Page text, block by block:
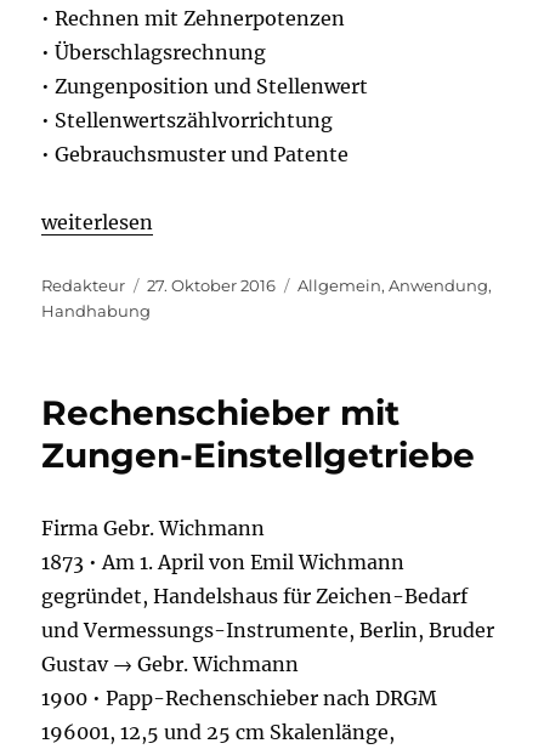
• Rechnen mit Zehnerpotenzen
• Überschlagsrechnung
• Zungenposition und Stellenwert
• Stellenwertszählvorrichtung
• Gebrauchsmuster und Patente
weiterlesen
Autor
Redakteur
Veröffentlicht
am
27. Oktober 2016 Kategorien
Allgemein,Anwendung,
Handhabung
Rechenschieber mit
Zungen-Einstellgetriebe
Firma Gebr. Wichmann
1873 • Am 1. April von Emil Wichmann
gegründet, Handelshaus für Zeichen-Bedarf
und Vermessungs-Instrumente, Berlin, Bruder
Gustav → Gebr. Wichmann
1900 • Papp-Rechenschieber nach DRGM
196001, 12,5 und 25 cm Skalenlänge,